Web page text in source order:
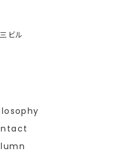
ビル